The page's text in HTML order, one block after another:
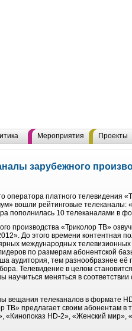
Мероприятия Проекты
зарубежного
оператора платного телевидения
вошли рейтинговые
пополнилась 10 телеканалами в
производства «Триколор ТВ»
До этого времени контентная
международных
по размерам абонентской
аудитория, тем разнообразнее
Телевидение в целом
научиться меняться в
телеканалов в формате
ТВ» предлагает своим абонентам
«Кинопоказ HD-2», «Женский